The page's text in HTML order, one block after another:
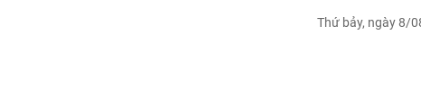
Thứ bảy, ngày 8/